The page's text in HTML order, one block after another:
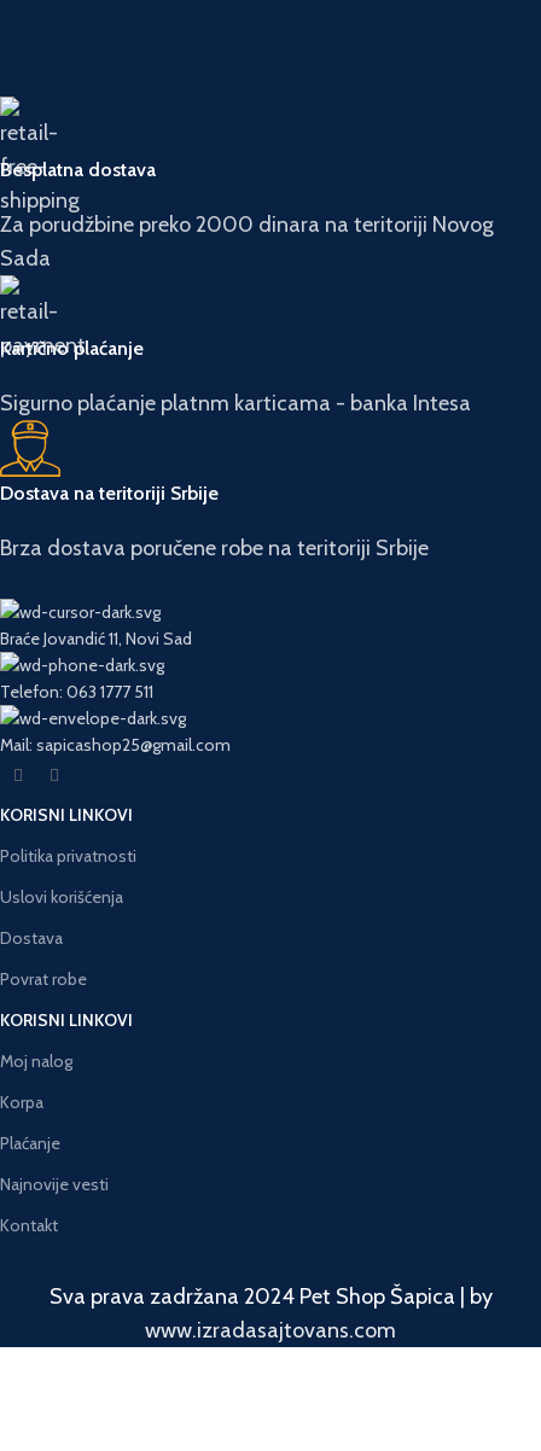
Besplatna dostava
Za porudžbine preko 2000 dinara na teritoriji Novog
Sada
Kartično plaćanje
Sigurno plaćanje platnm karticama - banka Intesa
Dostava na teritoriji Srbije
Brza dostava poručene robe na teritoriji Srbije
Braće Jovandić 11, Novi Sad
Telefon: 063 1777 511
Mail: sapicashop25@gmail.com
KORISNI LINKOVI
Politika privatnosti
Uslovi korišćenja
Dostava
Povrat robe
KORISNI LINKOVI
Moj nalog
Korpa
Plaćanje
Najnovije vesti
Kontakt
Sva prava zadržana 2024 Pet Shop Šapica | by
www.izradasajtovans.com